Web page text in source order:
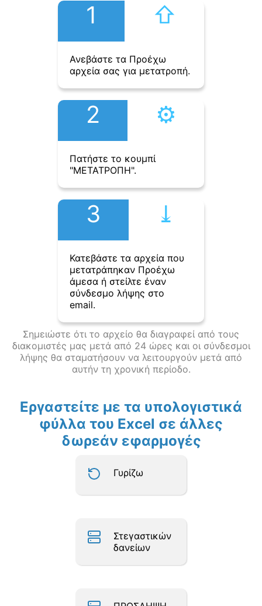
1 ⇧︎
Ανεβάστε τα Προέχω
αρχεία σας για μετατροπή.
2 ⚙︎
Πατήστε το κουμπί
"ΜΕΤΑΤΡΟΠΗ".
3 ⤓︎
Κατεβάστε τα αρχεία που
μετατράπηκαν Προέχω
άμεσα ή στείλτε έναν
σύνδεσμο λήψης στο
email.
Σημειώστε ότι το αρχείο θα διαγραφεί από τους
διακομιστές μας μετά από 24 ώρες και οι σύνδεσμοι
λήψης θα σταματήσουν να λειτουργούν μετά από
αυτήν τη χρονική περίοδο.
Εργαστείτε με τα υπολογιστικά
φύλλα του Excel σε άλλες
δωρεάν εφαρμογές
Γυρίζω
Στεγαστικών
δανείων